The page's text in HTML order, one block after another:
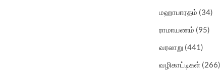
மஹாபாரதம் (34)
ராமாயணம் (95)
வரலாறு (441)
வழிகாட்டிகள் (266)